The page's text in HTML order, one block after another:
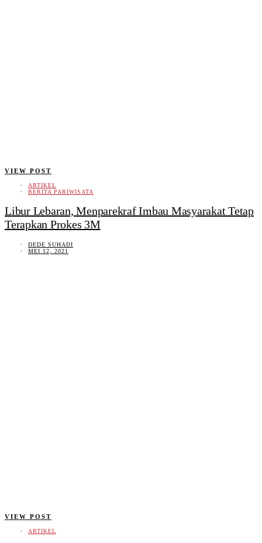
VIEW POST
ARTIKEL
BERITA PARIWISATA
Libur Lebaran, Menparekraf Imbau Masyarakat Tetap
Terapkan Prokes 3M
DEDE SUHADI
MEI 12, 2021
VIEW POST
ARTIKEL